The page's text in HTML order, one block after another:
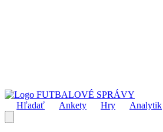
FUTBALOVÉ SPRÁVY
Hľadať
Ankety Hry Analytik